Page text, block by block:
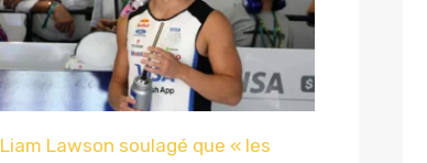
Liam Lawson soulagé que « les